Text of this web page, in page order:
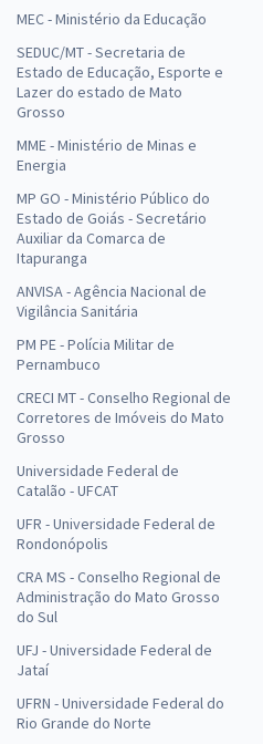
MEC - Ministério da Educação
SEDUC/MT - Secretaria de
Estado de Educação, Esporte e
Lazer do estado de Mato
Grosso
MME - Ministério de Minas e
Energia
MP GO - Ministério Público do
Estado de Goiás - Secretário
Auxiliar da Comarca de
Itapuranga
ANVISA - Agência Nacional de
Vigilância Sanitária
PM PE - Polícia Militar de
Pernambuco
CRECI MT - Conselho Regional de
Corretores de Imóveis do Mato
Grosso
Universidade Federal de
Catalão - UFCAT
UFR - Universidade Federal de
Rondonópolis
CRA MS - Conselho Regional de
Administração do Mato Grosso
do Sul
UFJ - Universidade Federal de
Jataí
UFRN - Universidade Federal do
Rio Grande do Norte